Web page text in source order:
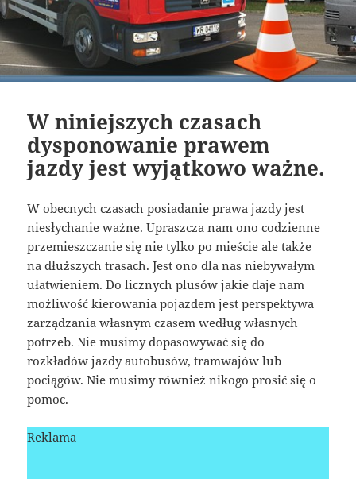
W niniejszych czasach
dysponowanie prawem
jazdy jest wyjątkowo ważne.
W obecnych czasach posiadanie prawa jazdy jest
niesłychanie ważne. Upraszcza nam ono codzienne
przemieszczanie się nie tylko po mieście ale także
na dłuższych trasach. Jest ono dla nas niebywałym
ułatwieniem. Do licznych plusów jakie daje nam
możliwość kierowania pojazdem jest perspektywa
zarządzania własnym czasem według własnych
potrzeb. Nie musimy dopasowywać się do
rozkładów jazdy autobusów, tramwajów lub
pociągów. Nie musimy również nikogo prosić się o
pomoc.
Reklama